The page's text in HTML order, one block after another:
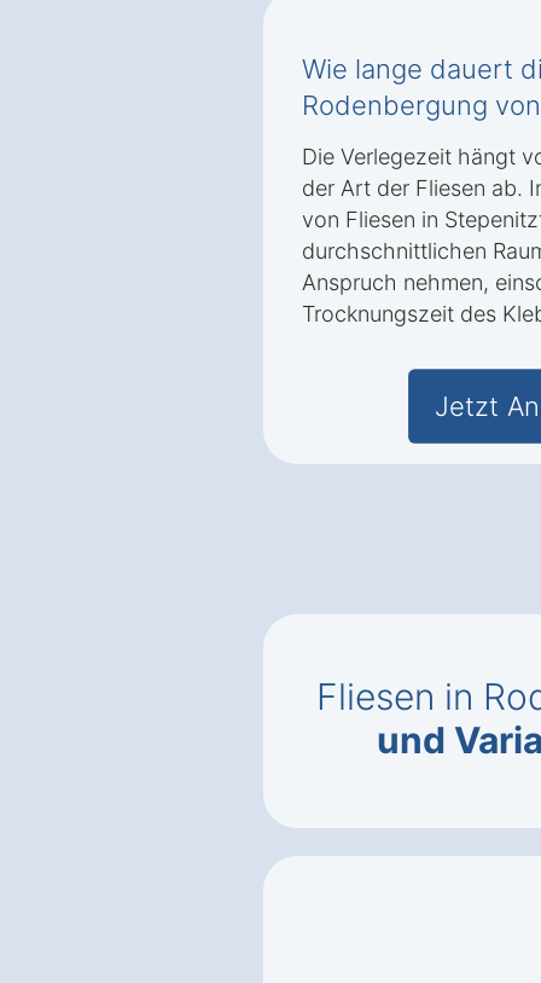
Wie lange dauert
Rodenbergung
Die Verlegezeit hängt
der Art der Fliesen ab.
von Fliesen in
durchschnittlichen
Anspruch nehmen,
Trocknungszeit des
Jetzt
Fliesen in
und